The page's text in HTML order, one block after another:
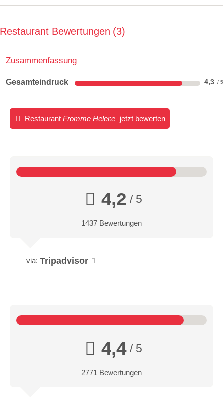
Restaurant Bewertungen 3
Zusammenfassung
Gesamteindruck 4,3
Restaurant Fromme Helene jetzt bewerten
4,2 / 5
1437 Bewertungen
via: Tripadvisor
4,4/ 5
2771 Bewertungen